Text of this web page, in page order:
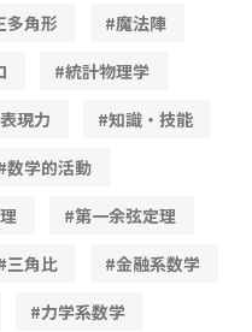
多角形
魔法陣
統計物理学
現力
知識・技能
数学的活動
第一余弦定理
三角比
金融系数学
力学系数学